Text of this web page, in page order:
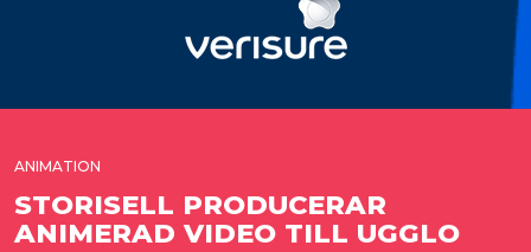
ANIMATION
STORISELL PRODUCERAR
ANIMERAD VIDEO TILL UGGLO